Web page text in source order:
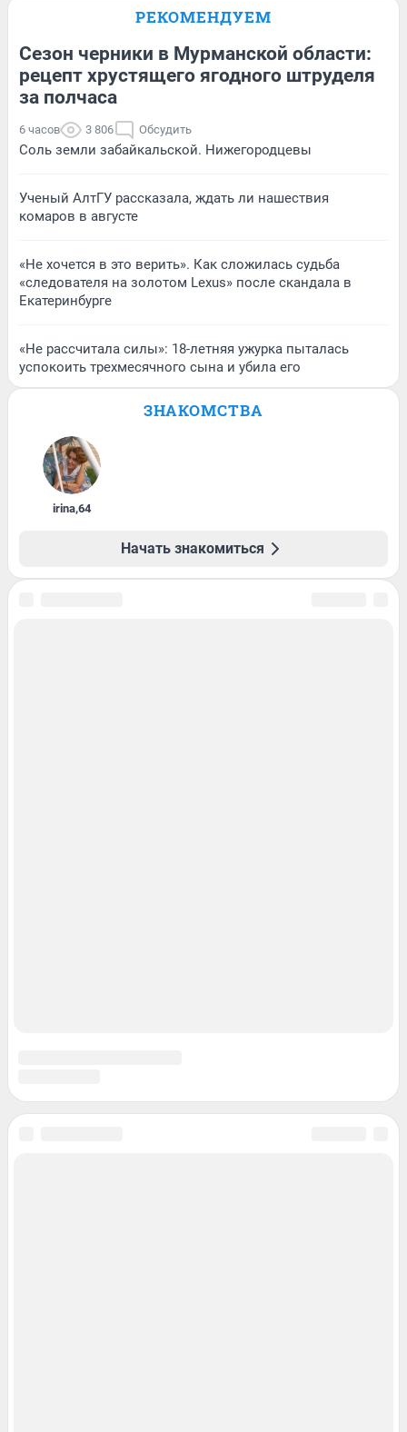
РЕКОМЕНДУЕМ
Сезон черники в Мурманской области:
рецепт хрустящего ягодного штруделя
за полчаса
6 часов 3 806 Обсудить
Соль земли забайкальской. Нижегородцевы
Ученый АлтГУ рассказала, ждать ли нашествия
комаров в августе
«Не хочется в это верить». Как сложилась судьба
«следователя на золотом Lexus» после скандала в
Екатеринбурге
«Не рассчитала силы»: 18-летняя ужурка пыталась
успокоить трехмесячного сына и убила его
ЗНАКОМСТВА
irina,64
Начать знакомиться